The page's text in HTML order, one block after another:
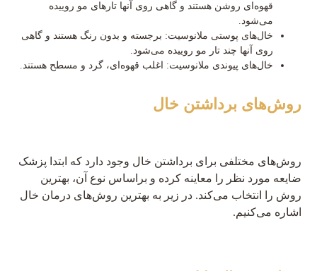
قهوه‌ای روشن هستند و گاهی روی آنها تارهای مو روییده
می‌شود.
خال‌های پوستی ملانوسیت: برجسته و بدون رنگ هستند و گاهی
روی آنها چند تار مو روییده می‌شود.
خال‌های پیوندی ملانوسیت: اغلب قهوه‌ای، گرد و مسطح هستند.
روش‌های برداشتن خال
روش‌های مختلفی برای برداشتن خال وجود دارد که ابتدا پزشک
ضایعه مورد نظر را معاینه کرده و براساس نوع آن، بهترین
روش را انتخاب می‌کند. در زیر به بهترین روش‌های درمان خال
اشاره می‌کنیم.